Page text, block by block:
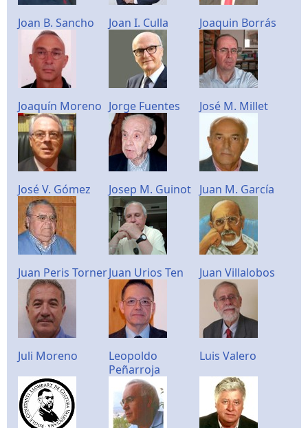
Joan B. Sancho Joan I. Culla Joaquin Borrás
Joaquín Moreno Jorge Fuentes José M. Millet
José V. Gómez Josep M. Guinot Juan M. García
Juan Peris TornerJuan Urios Ten Juan Villalobos
Juli Moreno
Leopoldo
Peñarroja
Luis Valero